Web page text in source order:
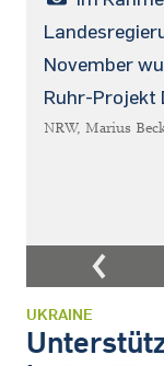
November
Ruhr-Projekt
NRW, Marius
UKRAINE